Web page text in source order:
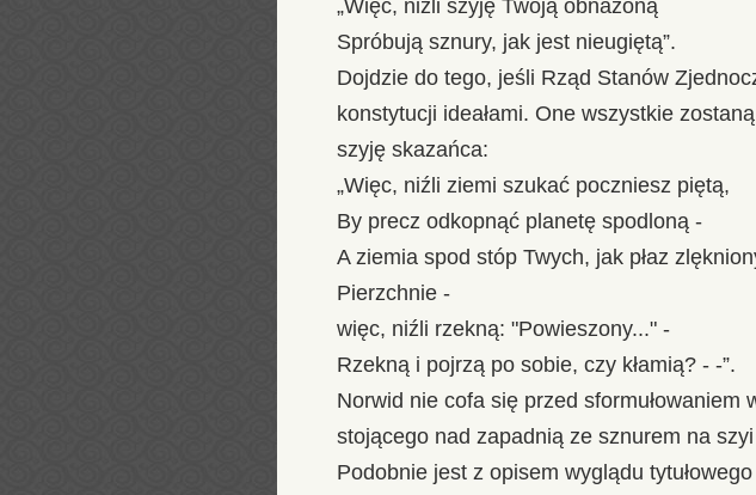
„Więc, niźli szyję Twoją obnażoną
Spróbują sznury, jak jest nieugiętą”.
Dojdzie do tego, jeśli Rząd Stanów
konstytucji ideałami. One wszystkie
szyję skazańca:
„Więc, niźli ziemi szukać poczniesz piętą,
By precz odkopnąć planetę spodloną -
A ziemia spod stóp Twych, jak płaz
Pierzchnie -
więc, niźli rzekną: "Powieszony..." -
Rzekną i pojrzą po sobie, czy kłamią? - -”.
Norwid nie cofa się przed
stojącego nad zapadnią ze sznurem na
Podobnie jest z opisem wyglądu